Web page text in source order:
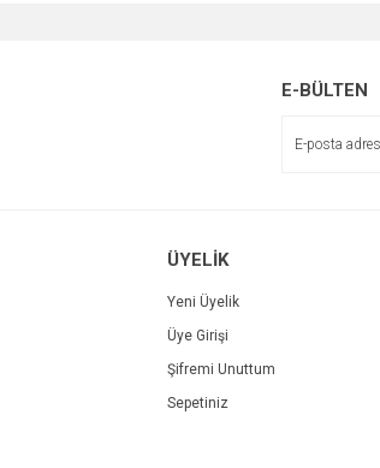
E-BÜLTEN
ÜYELİK
Yeni Üyelik
Üye Girişi
Şifremi Unuttum
Sepetiniz